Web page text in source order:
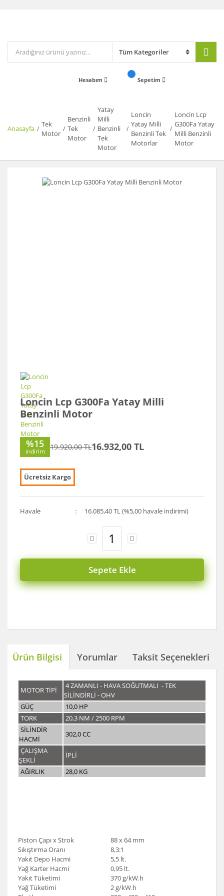
Hesabım Sepetim
Anasayfa
Tek
Motor
Benzinli
Tek
Motor
Yatay
Milli
Benzinli
Tek
Motor
Loncin
Yatay Milli
Benzinli Tek
Motorlar
Loncin Lcp
G300Fa Yatay
Milli Benzinli
Motor
Loncin Lcp G300Fa Yatay Milli
Benzinli Motor
%15
indirim 19.920,00 TL16.932,00 TL
Ücretsiz Kargo
Havale 16.085,40 TL (%5,00 havale indirimi)
Sepete Ekle
Ürün Bilgisi Yorumlar Taksit Seçenekleri
MOTOR TİPİ
4 ZAMANLI - HAVA SOĞUTMALI - TEK
SİLİNDİRLİ - OHV
GÜÇ
10,0 HP
TORK
20,3 NM / 2500 RPM
SİLİNDİR
HACMİ
302,0 CC
ÇALIŞMA
ŞEKLİ
İPLİ
AĞIRLIK
28,0 KG
Piston Çapı x Strok
Sıkıştırma Oranı
Yakıt Depo Hacmi
Yağ Karter Hacmi
Yakıt Tüketimi
Yağ Tüketimi
88 x 64 mm
8,3:1
5,5 lt.
0,95 lt.
370 g/kW.h
2 g/kW.h